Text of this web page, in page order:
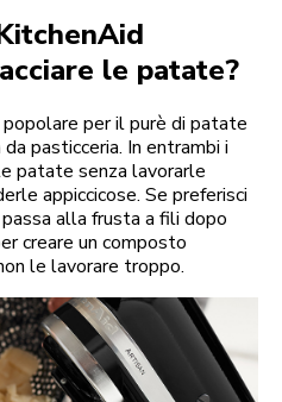
le patate?
per il purè di patate
pasticceria. In entrambi i
patate senza lavorarle
appiccicose. Se preferisci
alla frusta a fili dopo
creare un composto
le lavorare troppo.